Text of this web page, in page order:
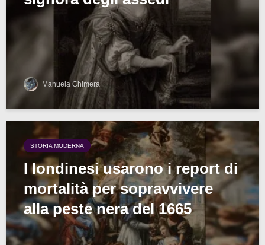
Manuela Chimera
STORIA MODERNA
I londinesi usarono i report di
mortalità per sopravvivere
alla peste nera del 1665